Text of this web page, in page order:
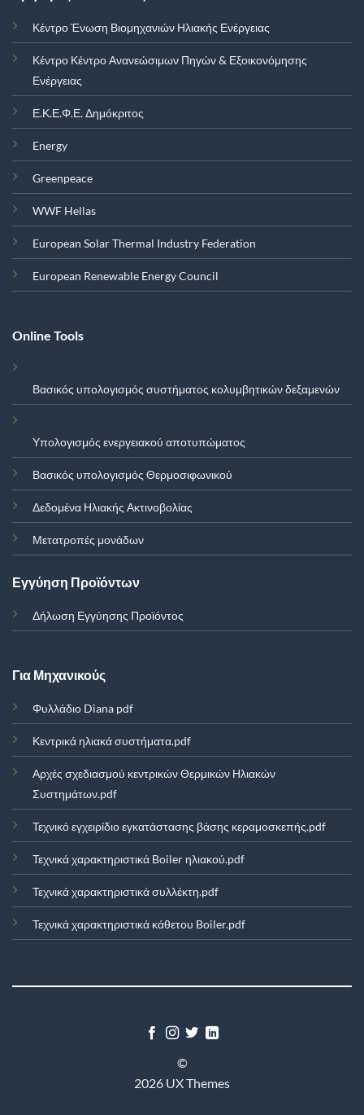
Κέντρο Ένωση Βιομηχανιών Ηλιακής Ενέργειας
Κέντρο Κέντρο Ανανεώσιμων Πηγών & Εξοικονόμησης
Ενέργειας
Ε.Κ.Ε.Φ.Ε. Δημόκριτος
Energy
Greenpeace
WWF Hellas
European Solar Thermal Industry Federation
European Renewable Energy Council
Online Tools
Βασικός υπολογισμός συστήματος κολυμβητικών δεξαμενών
Υπολογισμός ενεργειακού αποτυπώματος
Βασικός υπολογισμός Θερμοσιφωνικού
Δεδομένα Ηλιακής Ακτινοβολίας
Μετατροπές μονάδων
Εγγύηση Προϊόντων
Δήλωση Εγγύησης Προϊόντος
Για Μηχανικούς
Φυλλάδιο Diana pdf
Κεντρικά ηλιακά συστήματα.pdf
Αρχές σχεδιασμού κεντρικών Θερμικών Ηλιακών
Συστημάτων.pdf
Τεχνικό εγχειρίδιο εγκατάστασης βάσης κεραμοσκεπής.pdf
Τεχνικά χαρακτηριστικά Boiler ηλιακού.pdf
Τεχνικά χαρακτηριστικά συλλέκτη.pdf
Τεχνικά χαρακτηριστικά κάθετου Boiler.pdf
©
2026 UX Themes